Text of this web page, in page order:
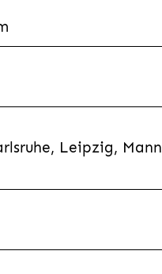
Leipzig,